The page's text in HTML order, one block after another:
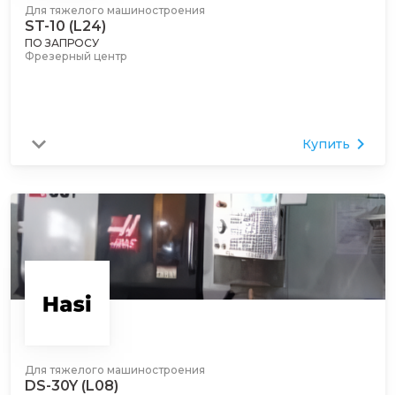
Для тяжелого машиностроения
ST-10 (L24)
ПО ЗАПРОСУ
Фрезерный центр
Купить
Для тяжелого машиностроения
DS-30Y (L08)